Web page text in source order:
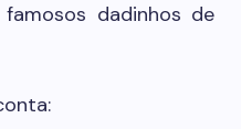
dadinhos de